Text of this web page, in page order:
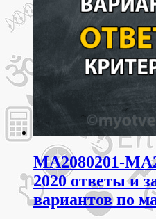
МА2080201-
2020 ответы и
вариантов по